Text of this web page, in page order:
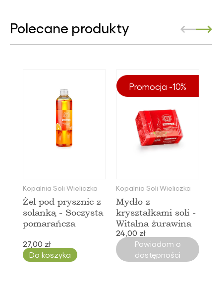
Polecane produkty
Kopalnia Soli Wieliczka
Żel pod prysznic z
solanką - Soczysta
pomarańcza
27,00 zł
Do koszyka
Promocja -10%
Kopalnia Soli Wieliczka
Mydło z
kryształkami soli -
Witalna żurawina
24,00 zł
Powiadom o
dostępności